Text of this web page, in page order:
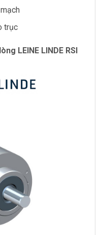
trục
LEINE LINDE RSI